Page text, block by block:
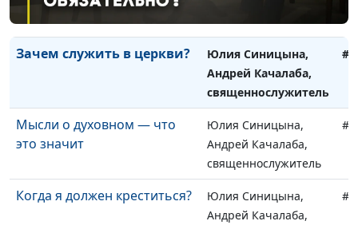
священнослужитель
Зачем служить в церкви?
Юлия Синицына,
Андрей Качалаба,
священнослужитель
Мысли о духовном — что
это значит
Юлия Синицына,
Андрей Качалаба,
священнослужитель
Когда я должен креститься?
Юлия Синицына,
Андрей Качалаба,